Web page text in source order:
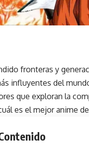
fronteras y
influyentes del
que exploran la
es el mejor anime